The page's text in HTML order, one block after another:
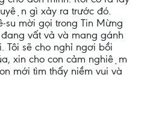
gì xảy ra trước đó.
mời gọi trong Tin Mừng
vất vả và mang gánh
sẽ cho nghỉ ngơi bồi
xin cho con cảm nghiệm
mới tìm thấy niềm vui và